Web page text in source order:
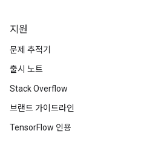
지원
문제 추적기
출시 노트
Stack Overflow
브랜드 가이드라인
TensorFlow 인용